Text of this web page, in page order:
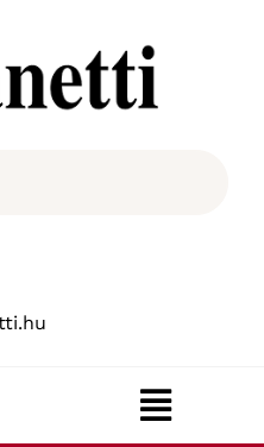
Toggle